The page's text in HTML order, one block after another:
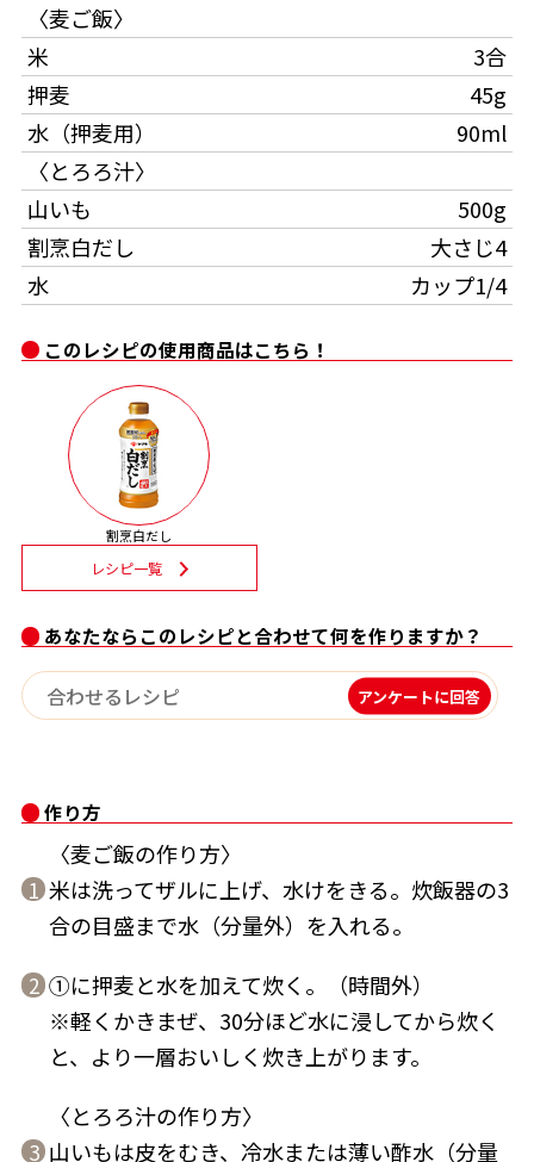
旨さ、別格。だし屋の鍋 韓福善シリーズ
サッと鍋®
『氷熟®』
時短レシピ
おいしいレシピを商品から探す
かつお節レシピ
割烹白だしレシピ
レシピ特設サイト
かつおだしが決め手！簡単茶碗蒸し
かつお節・だしをもっと知る
ヤマキ かつお節プラス®
かつお節・だしを楽しむ
だしコミュ
- ヤマキ かつお節プラス®
採用情報
- ジョブリターン制
コミュニティサイト
Global
このレシピの使用商品はこちら！
割烹白だし
レシピ一覧
あなたならこのレシピと合わせて何を作りますか？
アンケートに回答
作り方
1
〈麦ご飯の作り方〉
米は洗ってザルに上げ、水けをきる。炊飯器の3
合の目盛まで水（分量外）を入れる。
2 ①に押麦と水を加えて炊く。（時間外）
※軽くかきまぜ、30分ほど水に浸してから炊く
と、より一層おいしく炊き上がります。
3
〈とろろ汁の作り方〉
山いもは皮をむき、冷水または薄い酢水（分量
〈麦ご飯〉
米
3合
押麦
45g
水（押麦用）
90ml
〈とろろ汁〉
山いも
500g
割烹白だし
大さじ4
水
カップ1/4